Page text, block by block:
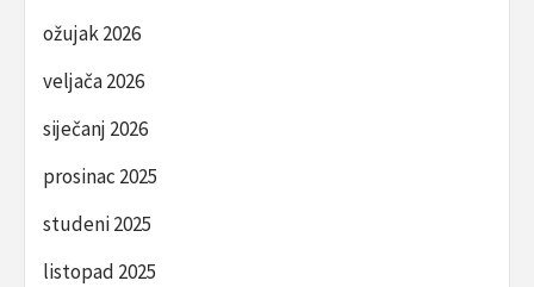
ožujak 2026
veljača 2026
siječanj 2026
prosinac 2025
studeni 2025
listopad 2025